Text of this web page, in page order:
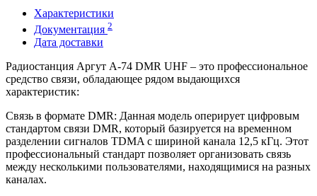
Характеристики
Документация 2
Дата доставки
Радиостанция Аргут А-74 DMR UHF – это профессиональное
средство связи, обладающее рядом выдающихся
характеристик:
Связь в формате DMR: Данная модель оперирует цифровым
стандартом связи DMR, который базируется на временном
разделении сигналов TDMA с шириной канала 12,5 кГц. Этот
профессиональный стандарт позволяет организовать связь
между несколькими пользователями, находящимися на разных
каналах.